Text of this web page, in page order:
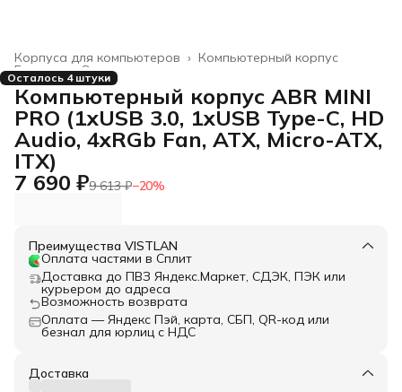
Компьютерный корпус
Корпуса для компьютеров ›
Электроника
Главная ›
Осталось 4 штуки
Компьютерный корпус ABR MINI
PRO (1хUSB 3.0, 1хUSB Type-C, HD
Audio, 4xRGb Fan, ATX, Micro-ATX,
ITX)
7 690 ₽9 613 ₽−20%
Преимущества VISTLAN
Оплата частями в Сплит
Доставка до ПВЗ Яндекс.Маркет, СДЭК, ПЭК или
курьером до адреса
Возможность возврата
Оплата — Яндекс Пэй, карта, СБП, QR-код или
безнал для юрлиц с НДС
Доставка